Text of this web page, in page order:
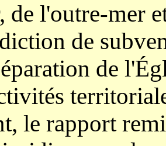
de l'outre-mer
de
de
le rapport